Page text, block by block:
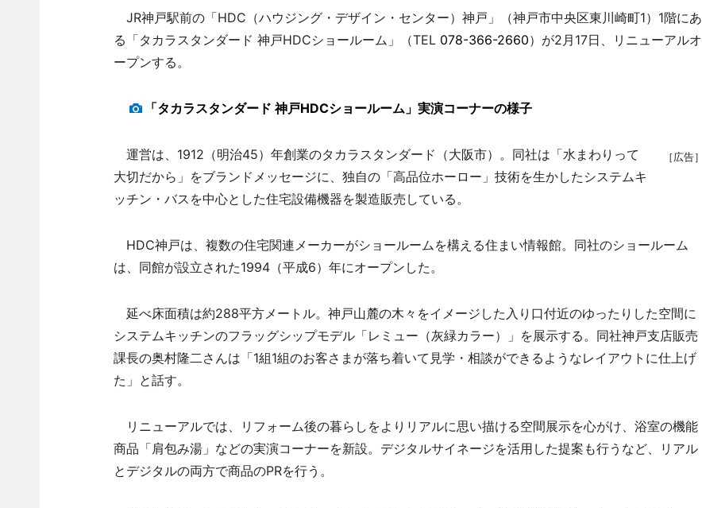
JR神戸駅前の「HDC（ハウジング・デザイン・センター）神戸」（神戸市中央区東川崎町1）1階にあ
る「タカラスタンダード 神戸HDCショールーム」（TEL 078-366-2660）が2月17日、リニューアルオ
ープンする。
「タカラスタンダード 神戸HDCショールーム」実演コーナーの様子
［広告］
運営は、1912（明治45）年創業のタカラスタンダード（大阪市）。同社は「水まわりって
大切だから」をブランドメッセージに、独自の「高品位ホーロー」技術を生かしたシステムキ
ッチン・バスを中心とした住宅設備機器を製造販売している。
HDC神戸は、複数の住宅関連メーカーがショールームを構える住まい情報館。同社のショールーム
は、同館が設立された1994（平成6）年にオープンした。
延べ床面積は約288平方メートル。神戸山麓の木々をイメージした入り口付近のゆったりした空間に
システムキッチンのフラッグシップモデル「レミュー（灰緑カラー）」を展示する。同社神戸支店販売
課長の奥村隆二さんは「1組1組のお客さまが落ち着いて見学・相談ができるようなレイアウトに仕上げ
た」と話す。
リニューアルでは、リフォーム後の暮らしをよりリアルに思い描ける空間展示を心がけ、浴室の機能
商品「肩包み湯」などの実演コーナーを新設。デジタルサイネージを活用した提案も行うなど、リアル
とデジタルの両方で商品のPRを行う。